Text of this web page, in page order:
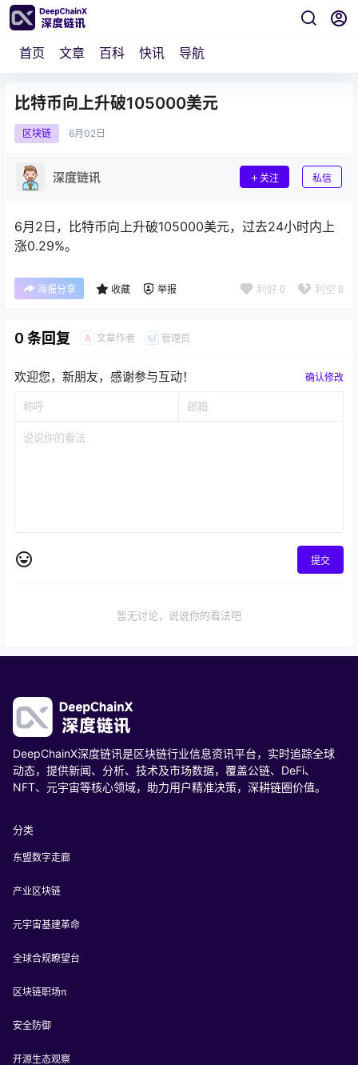
首页 文章 百科 快讯 导航
比特币向上升破105000美元
区块链 6月 02日
深度链讯 关注 私信
6月2日，比特币向上升破105000美元，过去24小时内上
涨0.29%。
海报分享 收藏 举报 利好 0 利空 0
0 条回复 A 文章作者 M 管理员
欢迎您，新朋友，感谢参与互动！ 确认修改
提交
暂无讨论，说说你的看法吧
DeepChainX深度链讯是区块链行业信息资讯平台，实时追踪全球
动态，提供新闻、分析、技术及市场数据，覆盖公链、DeFi、
NFT、元宇宙等核心领域，助力用户精准决策，深耕链圈价值。
分类
东盟数字走廊
产业区块链
元宇宙基建革命
全球合规瞭望台
区块链职场π
安全防御
开源生态观察